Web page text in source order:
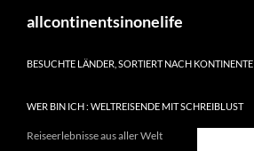
Inhaltallcontinentsinonelife
BESUCHTE LÄNDER, SORTIERT NACH KONTINENTE
WER BIN ICH : WELTREISENDE MIT SCHREIBLUST
Reiseerlebnisse aus aller Welt